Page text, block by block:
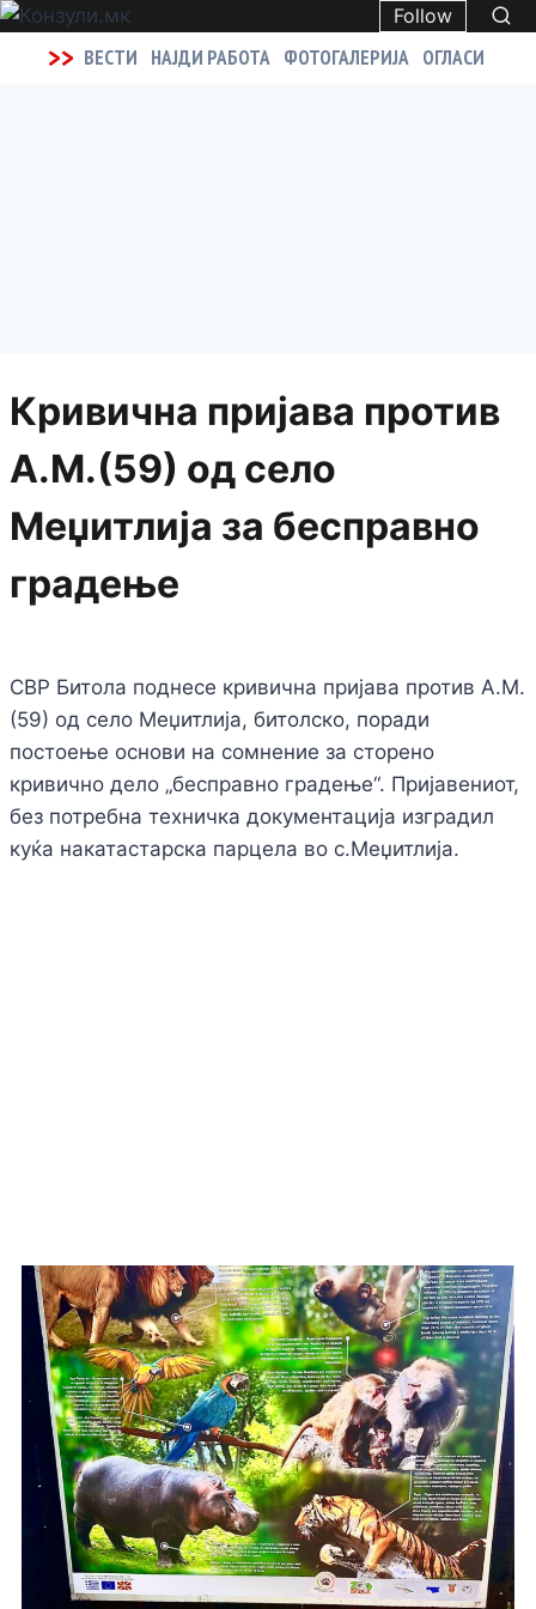
Follow
>> ВЕСТИ НАЈДИ РАБОТА ФОТОГАЛЕРИЈА ОГЛАСИ
Кривична пријава против
А.М.(59) од село
Меџитлија за бесправно
градење
СВР Битола поднесе кривична пријава против А.М.
(59) од село Меџитлија, битолско, поради
постоење основи на сомнение за сторено
кривично дело „бесправно градење“. Пријавениот,
без потребна техничка документација изградил
куќа накатастарска парцела во с.Меџитлија.